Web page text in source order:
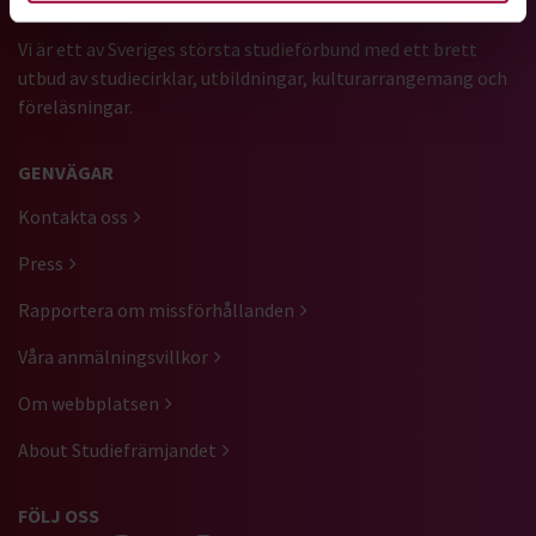
Vi är ett av Sveriges största studieförbund med ett brett
utbud av studiecirklar, utbildningar, kulturarrangemang och
föreläsningar.
GENVÄGAR
Kontakta oss
Press
Rapportera om missförhållanden
Våra anmälningsvillkor
Om webbplatsen
About Studiefrämjandet
FÖLJ OSS